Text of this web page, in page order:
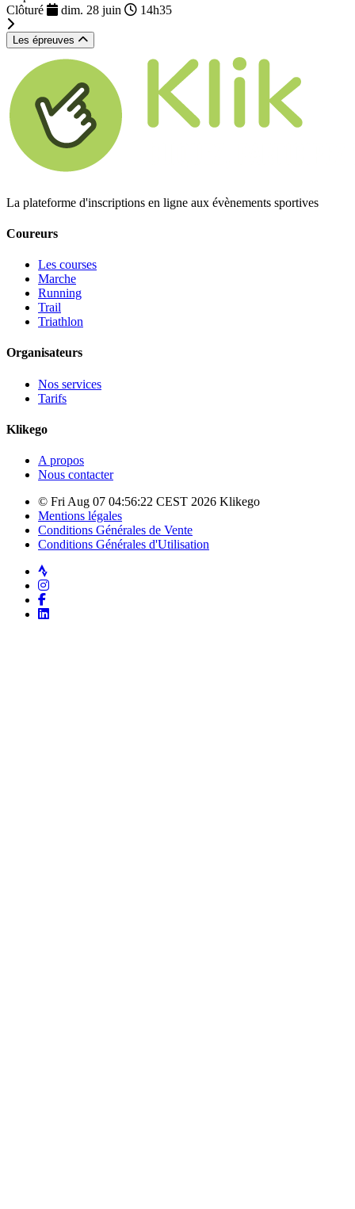
Clôturé
dim. 28 juin 14h35
Les épreuves
La plateforme d'inscriptions en ligne aux évènements sportives
Coureurs
Les courses
Marche
Running
Trail
Triathlon
Organisateurs
Nos services
Tarifs
Klikego
A propos
Nous contacter
© Fri Aug 07 04:56:22 CEST 2026 Klikego
Mentions légales
Conditions Générales de Vente
Conditions Générales d'Utilisation
Strava
Instagram
Facebook
LinkedIn